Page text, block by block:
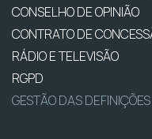
CONSELHO DE OPINIÃO
CONTRATO DE
RÁDIO E TELEVISÃO
RGPD
GESTÃO DAS